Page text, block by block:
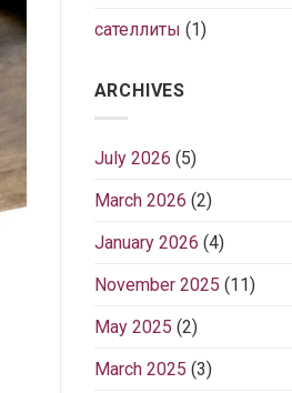
сателлиты (1)
ARCHIVES
July 2026 (5)
March 2026 (2)
January 2026 (4)
November 2025 (11)
May 2025 (2)
March 2025 (3)